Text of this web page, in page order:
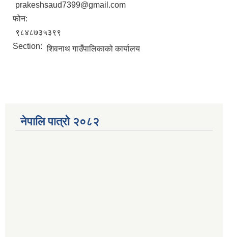
prakeshsaud7399@gmail.com
फोन:
९८४८७३५३९९
Section: शिवनाथ गाउँपालिकाको कार्यालय
नेपालि पात्रो २०८२